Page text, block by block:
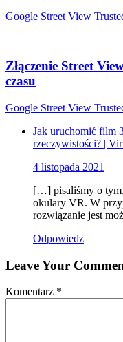
Google Street View
Złączenie Street
czasu
Google Street View
Jak uruchomić film
rzeczywistości? |
4 listopada 2021
[…] pisaliśmy o tym,
okulary VR. W
rozwiązanie jest
Odpowiedz
Leave Your
Komentarz *